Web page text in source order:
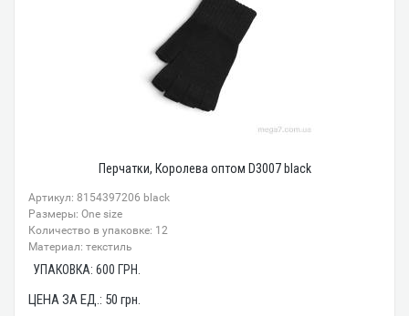
Перчатки, Королева оптом D3007 black
Артикул: 8154397206 black
Размеры: One size
Количество в упаковке: 12
Материал: текстиль
УПАКОВКА: 600 ГРН.
ЦЕНА ЗА ЕД.: 50 грн.